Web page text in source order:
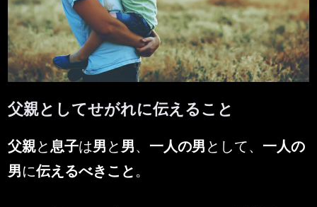
父親としてせがれに伝えること
on
父親と息子は男 と 男、 一人の男 として、 一人の
男に伝えるべきこと 。